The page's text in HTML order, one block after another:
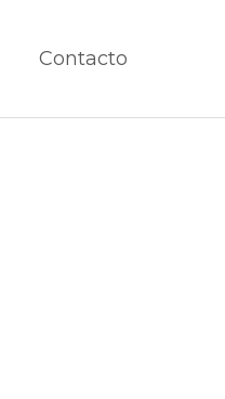
Contacto